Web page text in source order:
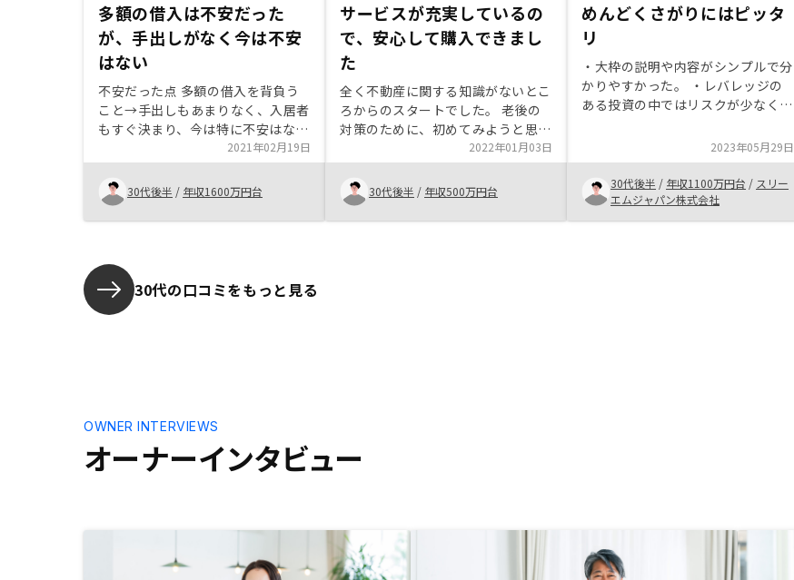
多額の借入は不安だった
が、手出しがなく今は不安
はない
不安だった点 多額の借入を背負う
こと→手出しもあまりなく、入居者
もすぐ決まり、今は特に不安はなく
なりました。ご協力頂いたので、ス
ムーズに出来ましたが、記入する書
類などが多い。どんどんIT化して簡
略化していくことに期待致します。
2021年02月19日
30代後半 / 年収1600万円台
サービスが充実しているの
で、安心して購入できまし
た
全く不動産に関する知識がないとこ
ろからのスタートでした。 老後の
対策のために、初めてみようと思い
問い合わせしたところ、非常に対応
が早く、こちらがわからない点、不
安に感じている点について、細かく
教えてくれたところが良かったで
す。 契約までも、早期に対応して
2022年01月03日
30代後半 / 年収500万円台
めんどくさがりにはピッタ
リ
・大枠の説明や内容がシンプルで分
かりやすかった。 ・レバレッジの
ある投資の中ではリスクが少なく安
めた。 ・日常において自分自身が
しなければならないことはほとんど
ないので、めんどくさがりにはピッ
タリだと感じた。 ・まだ実感はし
ていないが、アプリで管理など手軽
2023年05月29日
30代後半 / 年収1100万円台 / スリー
エムジャパン株式会社
30代の口コミをもっと見る
オーナーインタビュー
OWNER INTERVIEWS